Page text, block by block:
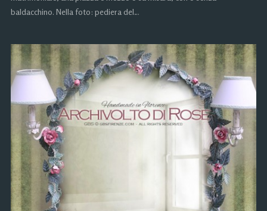
baldacchino. Nella foto: pediera del…